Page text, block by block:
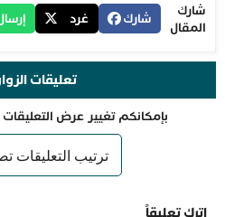
شارك
المقال
شارك غرد
تعليقات الزوار
بإمكانكم تغيير عرض
اترك تعليقاً